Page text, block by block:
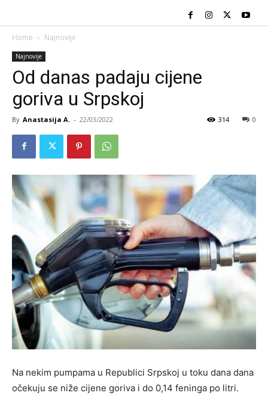
Home Najnovije
Najnovije
Od danas padaju cijene
goriva u Srpskoj
By Anastasija A. - 22/03/2022 0
314
Na nekim pumpama u Republici Srpskoj u toku dana dana
očekuju se niže cijene goriva i do 0,14 feninga po litri.